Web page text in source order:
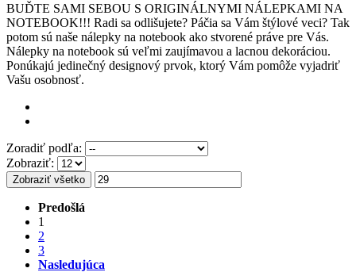
BUĎTE SAMI SEBOU S ORIGINÁLNYMI NÁLEPKAMI NA
NOTEBOOK!!! Radi sa odlišujete? Páčia sa Vám štýlové veci? Tak
potom sú naše nálepky na notebook ako stvorené práve pre Vás.
Nálepky na notebook sú veľmi zaujímavou a lacnou dekoráciou.
Ponúkajú jedinečný designový prvok, ktorý Vám pomôže vyjadriť
Vašu osobnosť.
Zoradiť podľa:
Zobraziť:
Zobraziť všetko
Predošlá
1
2
3
Nasledujúca